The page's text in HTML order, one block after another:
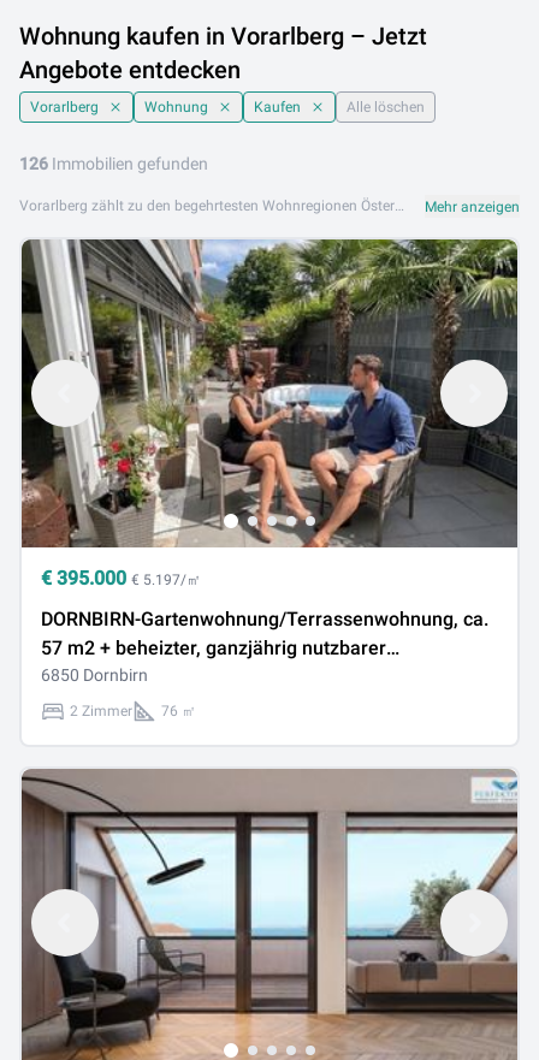
Wohnung kaufen in Vorarlberg – Jetzt
Angebote entdecken
Vorarlberg Wohnung Kaufen Alle löschen
126 Immobilien gefunden
Vorarlberg zählt zu den begehrtesten Wohnregionen Österreichs. Wer hier eine Wohnung kaufen möchte, findet eine attraktive Kombination aus alpiner Landschaft, hoher Lebensqualität und guter Infrastruktur. Ob in der Landeshauptstadt Bregenz direkt am Bodensee, im wirtschaftsstarken Dornbirn oder in den schneesicheren Bergregionen rund um Bludenz und Feldkirch – der Vorarlberger Immobilienmarkt bietet für unterschiedliche Lebenssituationen passende Objekte. Auf dieser Seite finden Sie aktuell 126 Inserate für Wohnungen zum Kaufen in Vorarlberg. Nutzen Sie die Filteroptionen, um Ihre Suche gezielt einzugrenzen – nach Bezirk, Wohnfläche, Zimmeranzahl oder weiteren Kriterien. So behalten Sie den Überblick und sparen wertvolle Zeit. Wer eine Wohnung in Vorarlberg kaufen möchte, sollte einige Punkte beachten: Prüfen Sie neben dem Kaufpreis auch die Betriebskosten, den Zustand der Gemeinschaftsanlagen sowie allfällige Rücklagen der Eigentümergemeinschaft. Gerade bei älteren Objekten lohnt sich ein Blick in den Energieausweis. Ein lokaler Makler kann bei Besichtigungen und Vertragsverhandlungen wertvolle Unterstützung bieten. Vorarlberg punktet mit kurzen Wegen, exzellenter Nahversorgung und einer der niedrigsten Arbeitslosenquoten Österreichs – das macht die Region auch langfristig zu einem soliden Standort für Wohneigentum. Stöbern Sie jetzt durch die aktuellen Angebote und finden Sie Ihre Wohnung in Vorarlberg. Mehr anzeigen
€ 395.000 € 5.197/㎡
DORNBIRN-Gartenwohnung/Terrassenwohnung, ca.
57 m2 + beheizter, ganzjährig nutzbarer
Wintergarten ca. 19 m2, Gesamt-Wohn-NFL ca. 76
m2, Wohnempfinden/Wohlfühl-Atmosphäre wie in
6850 Dornbirn
2 Zimmer 76 ㎡